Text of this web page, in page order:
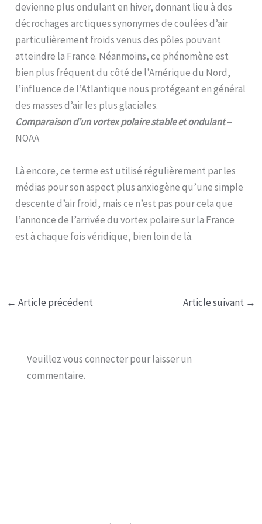
devienne plus ondulant en hiver, donnant lieu à des
décrochages arctiques synonymes de coulées d’air
particulièrement froids venus des pôles pouvant
atteindre la France. Néanmoins, ce phénomène est
bien plus fréquent du côté de l’Amérique du Nord,
l’influence de l’Atlantique nous protégeant en général
des masses d’air les plus glaciales.
Comparaison d’un vortex polaire stable et ondulant–
NOAA
Là encore, ce terme est utilisé régulièrement par les
médias pour son aspect plus anxiogène qu’une simple
descente d’air froid, mais ce n’est pas pour cela que
l’annonce de l’arrivée du vortex polaire sur la France
est à chaque fois véridique, bien loin de là.
← Article précédent Article suivant →
Veuillez vous connecter pour laisser un
commentaire.